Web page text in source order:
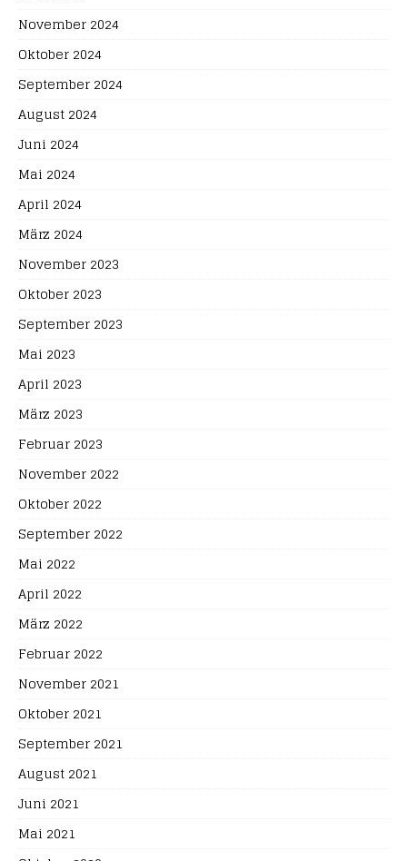
November 2024
Oktober 2024
September 2024
August 2024
Juni 2024
Mai 2024
April 2024
März 2024
November 2023
Oktober 2023
September 2023
Mai 2023
April 2023
März 2023
Februar 2023
November 2022
Oktober 2022
September 2022
Mai 2022
April 2022
März 2022
Februar 2022
November 2021
Oktober 2021
September 2021
August 2021
Juni 2021
Mai 2021